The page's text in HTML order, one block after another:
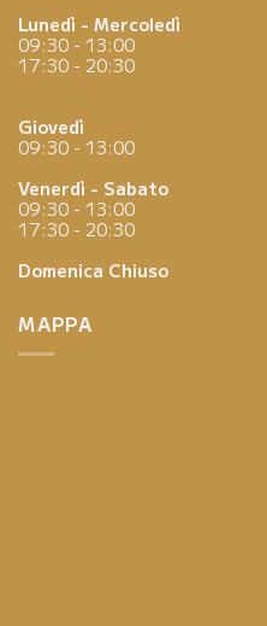
Lunedì - Mercoledì
09:30 - 13:00
17:30 - 20:30
Giovedì
09:30 - 13:00
Venerdì - Sabato
09:30 - 13:00
17:30 - 20:30
Domenica Chiuso
MAPPA